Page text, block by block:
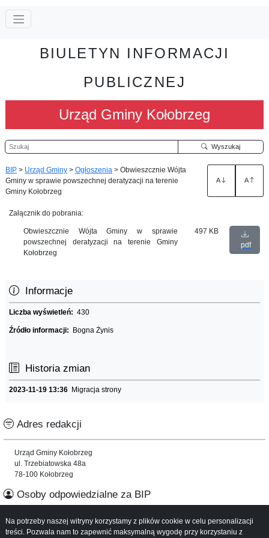
BIULETYN INFORMACJI
PUBLICZNEJ
Urząd Gminy Kołobrzeg
Szukaj Wyszukaj
BIP > Urząd Gminy > Ogłoszenia > Obwieszcznie Wójta
Gminy w sprawie powszechnej deratyzacji na terenie
Gminy Kołobrzeg
A A
Załącznik do pobrania:
Obwieszcznie Wójta Gminy w sprawie
powszechnej deratyzacji na terenie Gminy
Kołobrzeg
497 KB
pdf
Informacje
Liczba wyświetleń: 430
Źródło informacji: Bogna Żynis
Historia zmian
2023-11-19 13:36 Migracja strony
Adres redakcji
Urząd Gminy Kołobrzeg
ul. Trzebiatowska 48a
78-100 Kołobrzeg
Osoby odpowiedzialne za BIP
Informacje o serwisie
Na potrzeby naszej witryny korzystamy z plików cookie w celu personalizacji
treści. Pozwala nam to zapewnić maksymalną wygodę przy korzystaniu z